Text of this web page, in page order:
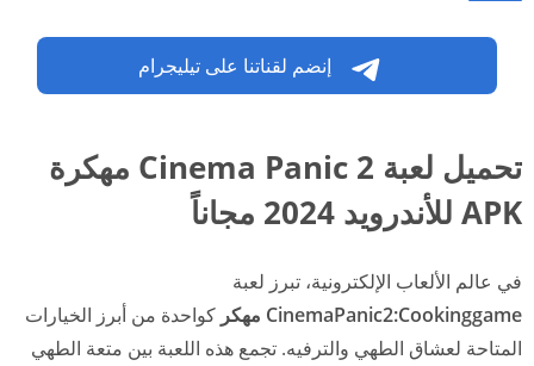
إنضم لقناتنا على تيليجرام
تحميل لعبة Cinema Panic 2 مهكرة
APK للأندرويد 2024 مجاناً
في عالم الألعاب الإلكترونية، تبرز لعبة
CinemaPanic2:Cookinggame مهكر
كواحدة من أبرز الخيارات
المتاحة لعشاق الطهي والترفيه. تجمع هذه اللعبة بين متعة الطهي